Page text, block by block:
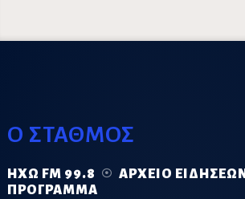
Ο ΣΤΑΘΜΟΣ
ΗΧΏ FM 99.8
ΑΡΧΕΊΟ ΕΙΔΉΣΕΩΝ
ΠΡΌΓΡΑΜΜΑ